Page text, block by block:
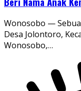
Wonosobo —
Desa Jolontoro,
Wonosobo,…